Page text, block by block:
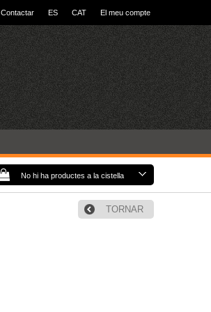
Contactar ES CAT El meu compte
No hi ha productes a la cistella
TORNAR